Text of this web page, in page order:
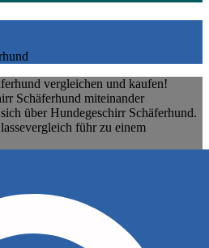
vergleichen und kaufen!
Schäferhund miteinander
über Hundegeschirr Schäferhund.
führ zu einem